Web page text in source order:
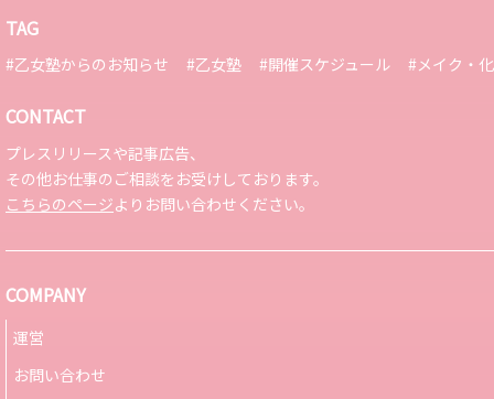
TAG
#乙女塾からのお知らせ #乙女塾 #開催スケジュール #メイク・
CONTACT
プレスリリースや記事広告、
その他お仕事のご相談をお受けしております。
こちらのページよりお問い合わせください。
COMPANY
運営
お問い合わせ